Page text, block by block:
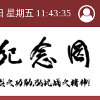
星期五 11:43:36